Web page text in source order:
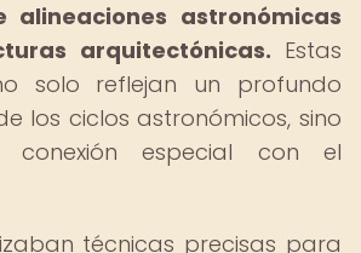
alineaciones astronómicas
arquitectónicas. Estas
solo reflejan un profundo
los ciclos astronómicos, sino
conexión especial con el
técnicas precisas para